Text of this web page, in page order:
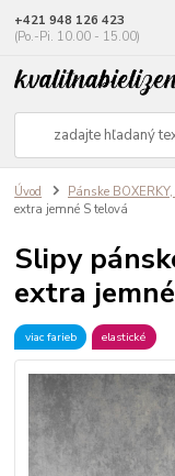
+421 948 126 423
(Po.-Pi. 10.00 - 15.00)
Úvod Pánske
extra jemné S telová
Slipy
extra
viac farieb elastické